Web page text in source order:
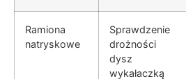
Ramiona
natryskowe
Sprawdzenie
drożności
dysz
wykałaczką